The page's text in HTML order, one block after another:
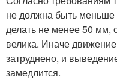
не должна быть меньше
делать не менее 50 мм,
велика. Иначе
затруднено, и
замедлится.